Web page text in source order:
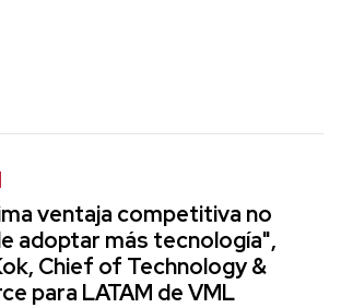
ventaja competitiva no
adoptar más tecnología",
Chief of Technology &
para LATAM de VML